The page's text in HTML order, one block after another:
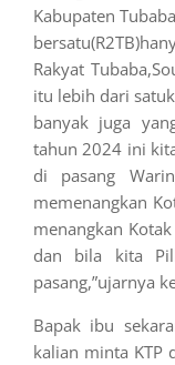
Kabupaten
Rakyat
itu lebih dari
banyak juga
tahun 2024 ini
di pasang
memenangkan
menangkan
dan bila kita
pasang,”ujarnya
Bapak ibu
kalian minta KTP